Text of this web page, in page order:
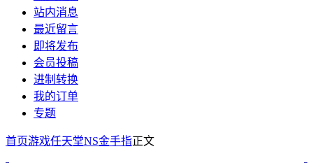
站内消息
最近留言
即将发布
会员投稿
进制转换
我的订单
专题
首页游戏任天堂NS金手指正文